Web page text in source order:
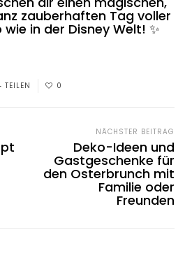
zauberhaften Tag voller
in der Disney Welt! ✨
TEILEN 0
NÄCHSTER BEITRAG
Deko-Ideen und
Gastgeschenke für
den Osterbrunch mit
Familie oder
Freunden